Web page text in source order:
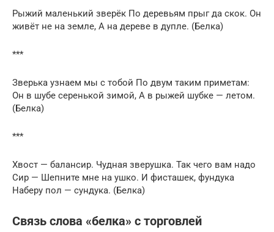
Рыжий маленький зверёк По деревьям прыг да скок. Он
живёт не на земле, А на дереве в дупле. (Белка)
***
Зверька узнаем мы с тобой По двум таким приметам:
Он в шубе серенькой зимой, А в рыжей шубке — летом.
(Белка)
***
Хвост — балансир. Чудная зверушка. Так чего вам надо
Сир — Шепните мне на ушко. И фисташек, фундука
Наберу пол — сундука. (Белка)
Связь слова «белка» с торговлей